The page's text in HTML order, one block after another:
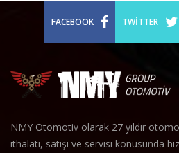
FACEBOOK TWITTER
NMY Otomotiv olarak 27 yıldır
ithalatı, satışı ve servisi konusunda